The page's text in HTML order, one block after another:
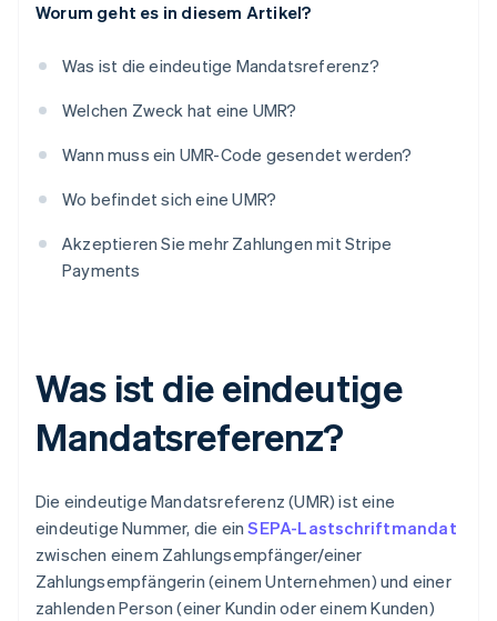
Worum geht es in diesem Artikel?
Was ist die eindeutige Mandatsreferenz?
Welchen Zweck hat eine UMR?
Wann muss ein UMR-Code gesendet werden?
Wo befindet sich eine UMR?
Akzeptieren Sie mehr Zahlungen mit Stripe
Payments
Was ist die eindeutige
Mandatsreferenz?
Die eindeutige Mandatsreferenz (UMR) ist eine
eindeutige Nummer, die einSEPA-Lastschriftmandat
zwischen einem Zahlungsempfänger/einer
Zahlungsempfängerin (einem Unternehmen) und einer
zahlenden Person (einer Kundin oder einem Kunden)